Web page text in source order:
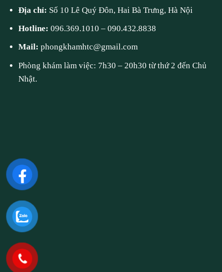
Địa chỉ: Số 10 Lê Quý Đôn, Hai Bà Trưng, Hà Nội
Hotline:096.369.1010 –090.432.8838
Mail:phongkhamhtc@gmail.com
Phòng khám làm việc: 7h30 – 20h30 từ thứ 2 đến Chủ
Nhật.